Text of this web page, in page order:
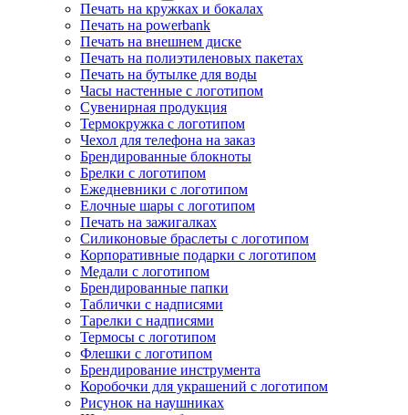
Печать на кружках и бокалах
Печать на powerbank
Печать на внешнем диске
Печать на полиэтиленовых пакетах
Печать на бутылке для воды
Часы настенные с логотипом
Сувенирная продукция
Термокружка с логотипом
Чехол для телефона на заказ
Брендированные блокноты
Брелки с логотипом
Ежедневники с логотипом
Елочные шары с логотипом
Печать на зажигалках
Силиконовые браслеты с логотипом
Корпоративные подарки с логотипом
Медали с логотипом
Брендированные папки
Таблички с надписями
Тарелки с надписями
Термосы с логотипом
Флешки с логотипом
Брендирование инструмента
Коробочки для украшений с логотипом
Рисунок на наушниках